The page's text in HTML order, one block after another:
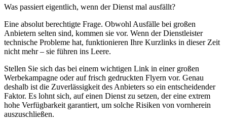
Was passiert eigentlich, wenn der Dienst mal ausfällt?
Eine absolut berechtigte Frage. Obwohl Ausfälle bei großen
Anbietern selten sind, kommen sie vor. Wenn der Dienstleister
technische Probleme hat, funktionieren Ihre Kurzlinks in dieser Zeit
nicht mehr – sie führen ins Leere.
Stellen Sie sich das bei einem wichtigen Link in einer großen
Werbekampagne oder auf frisch gedruckten Flyern vor. Genau
deshalb ist die Zuverlässigkeit des Anbieters so ein entscheidender
Faktor. Es lohnt sich, auf einen Dienst zu setzen, der eine extrem
hohe Verfügbarkeit garantiert, um solche Risiken von vornherein
auszuschließen.